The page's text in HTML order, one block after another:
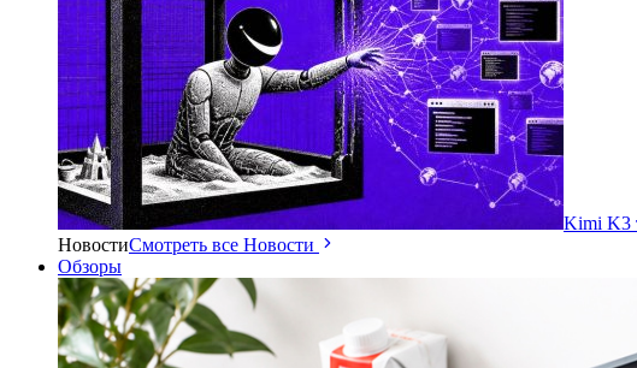
Kimi K3
НовостиСмотреть все Новости
Обзоры